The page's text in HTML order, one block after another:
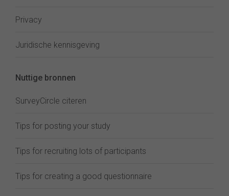
Privacy
Juridische kennisgeving
Nuttige bronnen
SurveyCircle citeren
Tips for posting your study
Tips for recruiting lots of participants
Tips for creating a good questionnaire